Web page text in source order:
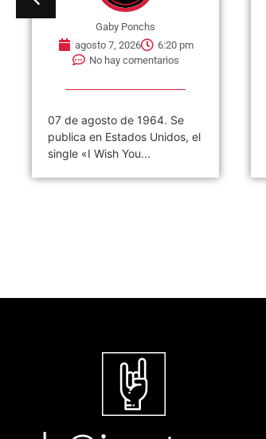
Gaby Ponchs
agosto 7, 2026
6:20 pm
No hay comentarios
07 de agosto de 1964. Se
publica en Estados Unidos, el
single «I Wish You...